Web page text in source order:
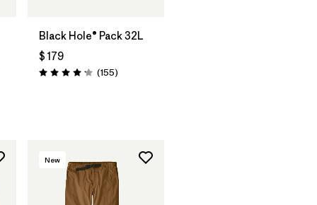
Black Hole® Pack 32L
$ 179
Valoración: 4.2 / 5
(155Comentarios
)
New